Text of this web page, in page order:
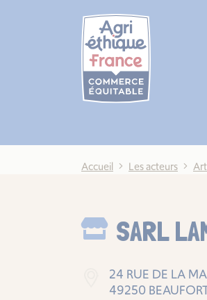
Accueil Les acteurs
SARL
24 RUE DE LA
49250